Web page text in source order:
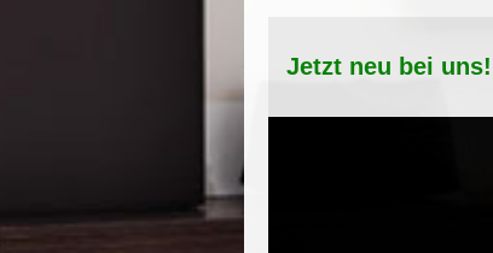
Jetzt neu bei